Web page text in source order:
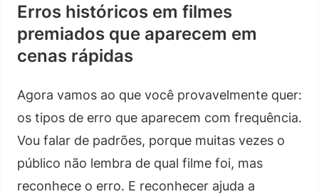
Erros históricos em filmes
premiados que aparecem em
cenas rápidas
Agora vamos ao que você provavelmente quer:
os tipos de erro que aparecem com frequência.
Vou falar de padrões, porque muitas vezes o
público não lembra de qual filme foi, mas
reconhece o erro. E reconhecer ajuda a